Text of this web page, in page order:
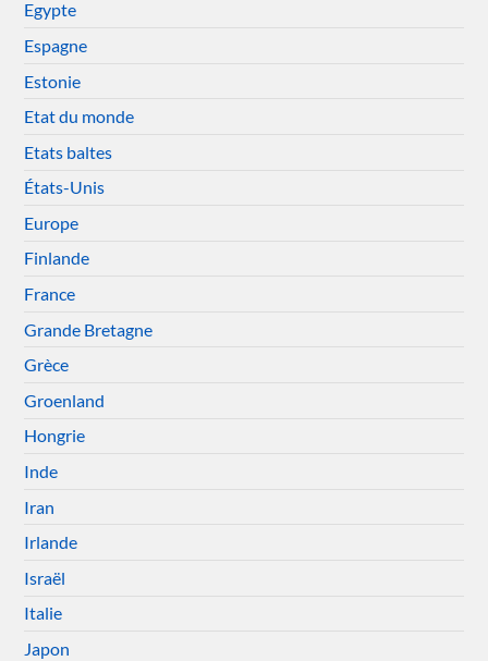
Egypte
Espagne
Estonie
Etat du monde
Etats baltes
États-Unis
Europe
Finlande
France
Grande Bretagne
Grèce
Groenland
Hongrie
Inde
Iran
Irlande
Israël
Italie
Japon